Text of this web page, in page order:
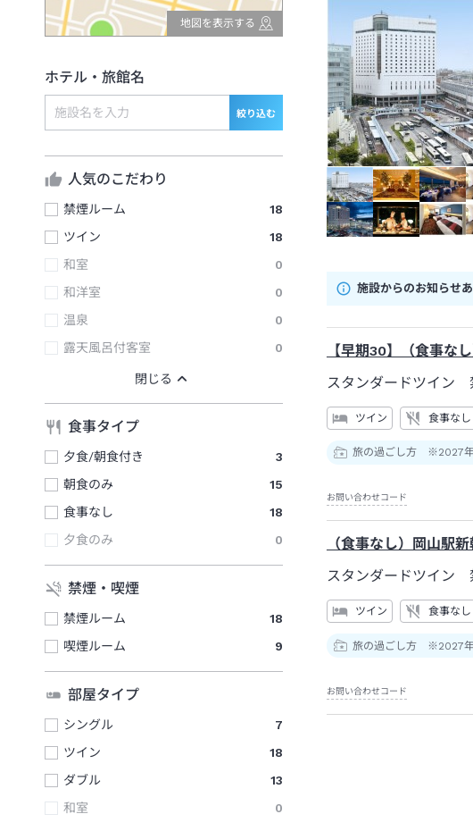
地図を表示する
ホテル・旅館名
絞り込む
人気のこだわり
禁煙ルーム
18
ツイン
18
和室
0
和洋室
0
温泉
0
露天風呂付客室
0
食事タイプ
夕食/朝食付き
3
朝食のみ
15
食事なし
18
夕食のみ
0
禁煙・喫煙
禁煙ルーム
18
喫煙ルーム
9
部屋タイプ
シングル
7
ツイン
18
ダブル
13
和室
0
施設からのお知らせ
【早期30】（食事な
スタンダードツイン
ツイン 食事なし
旅の過ごし方 ※2027年
お問い合わせコード
（食事なし）岡山駅
スタンダードツイン
ツイン 食事なし
旅の過ごし方 ※2027年
お問い合わせコード